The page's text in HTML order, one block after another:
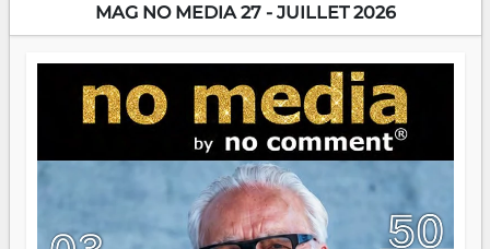
Prix RFI Instrumental Afrique. Miangaly Elia rafle le Prix
jeunes qui tiennent la torche. Alors oui, on pourrait
s'arrêter là, applaudir et rentrer chez soi satisfait. Mais ce
serait passer à côté d'une chose essentielle. La fougue, ça
brûle fort — et parfois, ça brûle vite. Une flamme sans
direction peut éclairer autant qu'elle peut consumer. C'est
là que les aînés entrent en scène — pas pour reprendre le
gouvernail, mais pour montrer où sont les récifs. Les jeunes
ont la force, les vieux ont l'expérience, comme on dit. Ce
n'est pas un combat de générations — c'est une question
d'équipage. Partagez vos réussites, mais aussi vos échecs.
MAG NO MEDIA 27 - JUILLET 2026